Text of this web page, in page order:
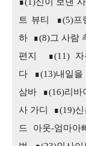
∎(1)신이 보낸
트 뷰티
∎(5)프
하
∎(8)그 사람
편지
∎(11)
다
∎(13)내일
삼바
∎(16)리바
사 가디
∎(19)
드 아웃-엄마아